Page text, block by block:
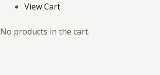
View Cart
No products in the cart.